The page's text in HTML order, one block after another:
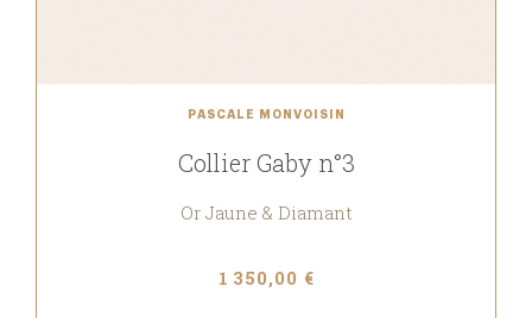
PASCALE MONVOISIN
Collier Gaby n°3
Or Jaune & Diamant
1 350,00 €